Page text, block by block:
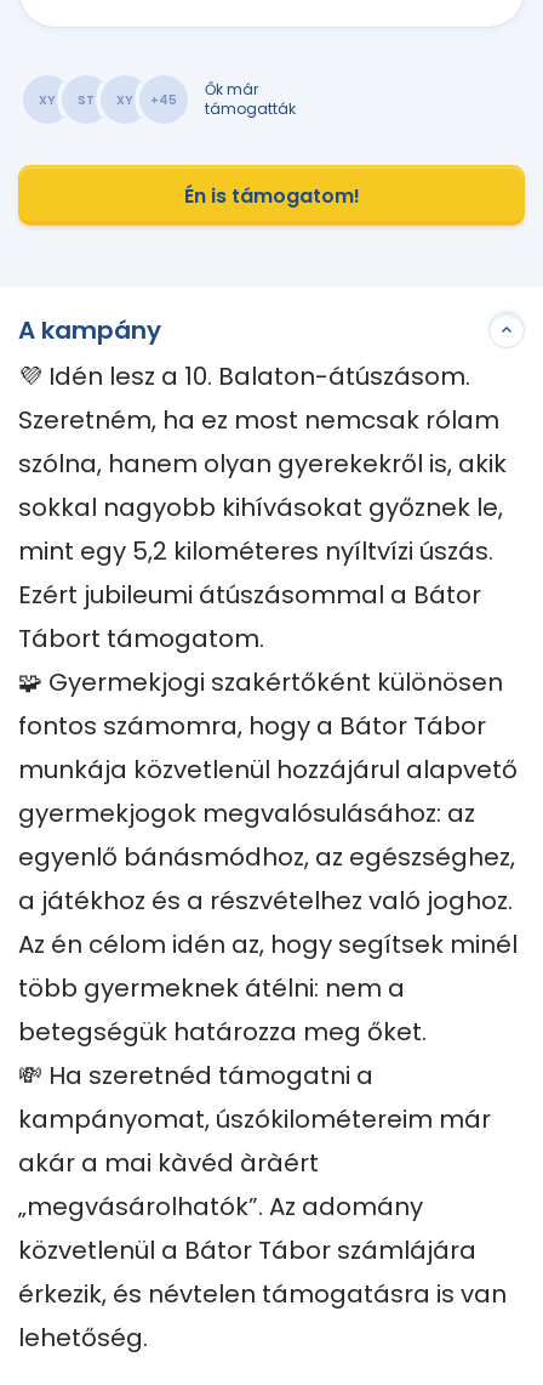
XY ST XY +45
Ők már
támogatták
Én is támogatom!
A kampány
💜 Idén lesz a 10. Balaton-átúszásom.
Szeretném, ha ez most nemcsak rólam
szólna, hanem olyan gyerekekről is, akik
sokkal nagyobb kihívásokat győznek le,
mint egy 5,2 kilométeres nyíltvízi úszás.
Ezért jubileumi átúszásommal a Bátor
Tábort támogatom.
🧩 Gyermekjogi szakértőként különösen
fontos számomra, hogy a Bátor Tábor
munkája közvetlenül hozzájárul alapvető
gyermekjogok megvalósulásához: az
egyenlő bánásmódhoz, az egészséghez,
a játékhoz és a részvételhez való joghoz.
Az én célom idén az, hogy segítsek minél
több gyermeknek átélni: nem a
betegségük határozza meg őket.
💸 Ha szeretnéd támogatni a
kampányomat, úszókilométereim már
akár a mai kàvéd àràért
„megvásárolhatók”. Az adomány
közvetlenül a Bátor Tábor számlájára
érkezik, és névtelen támogatásra is van
lehetőség.